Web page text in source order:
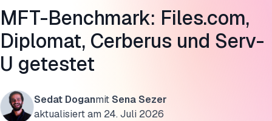
Daten
Unternehmenssoftware
Dienstleistungen
Kontaktieren
MFT-Benchmark: Files.com,
Diplomat, Cerberus und Serv-
U getestet
Sedat DoganmitSena Sezer
aktualisiert am 24. Juli 2026
Cerberus FTP
Files.com
Solarwinds Serv-U